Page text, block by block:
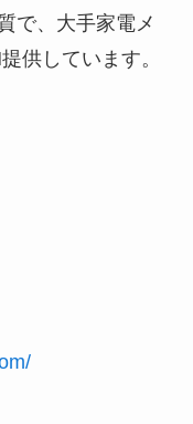
で、大手家電メ
供しています。